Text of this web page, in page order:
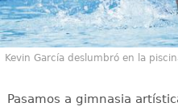
Kevin García deslumbró en la
Pasamos a gimnasia